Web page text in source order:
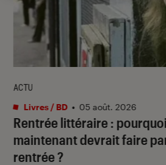
Rentrée littéraire :
maintenant devrait faire
rentrée ?
ACTU
Livres / BD • 05 août. 2026